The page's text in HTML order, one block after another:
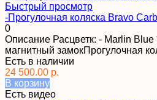
Быстрый просмотр
-Прогулочная коляска Bravo
0
Описание Расцветк: - Marlin Blue
магнитный замокПрогулочная
Есть в наличии
24 500.00 р.
В корзину
Есть видео